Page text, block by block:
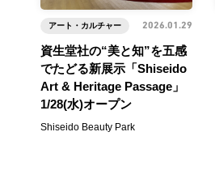
資生堂社の“美と知”を五感
でたどる新展示「Shiseido
Art & Heritage Passage」
1/28(水)オープン
Shiseido Beauty Park
アート・カルチャー 2026.01.29